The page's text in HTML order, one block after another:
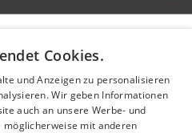
Cookies.
und Anzeigen zu personalisieren
Wir geben Informationen
auch an unsere Werbe- und
mit anderen